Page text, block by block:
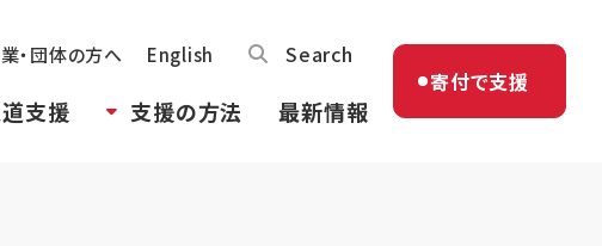
・団体の方へ English Search
支援 支援の方法 最新情報
寄付で支援